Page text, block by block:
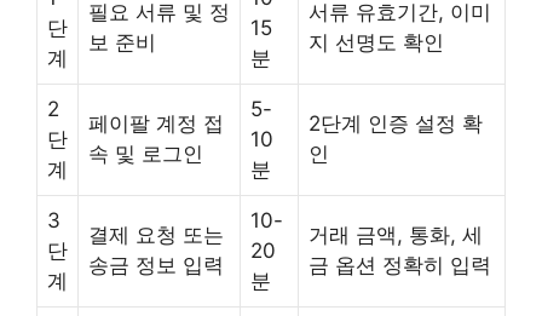
단
계
필요 서류 및 정
보 준비
15
분
서류 유효기간, 이미
지 선명도 확인
2
단
계
페이팔 계정 접
속 및 로그인
5-
10
분
2단계 인증 설정 확
인
3
단
계
결제 요청 또는
송금 정보 입력
10-
20
분
거래 금액, 통화, 세
금 옵션 정확히 입력